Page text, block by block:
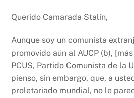
Querido Camarada Stalin,
Aunque soy un comunista
promovido aún al AUCP (b),
PCUS, Partido Comunista de la
pienso, sin embargo, que, a
proletariado mundial, no le